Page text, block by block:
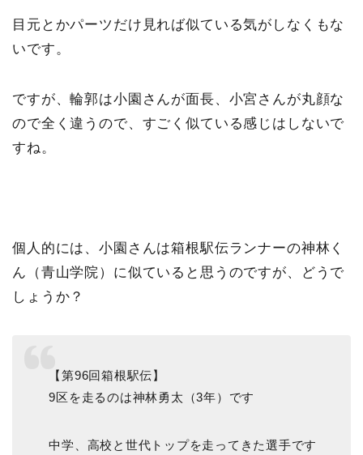
目元とかパーツだけ見れば似ている気がしなくもな
いです。
ですが、輪郭は小園さんが面長、小宮さんが丸顔な
ので全く違うので、すごく似ている感じはしないで
すね。
個人的には、小園さんは箱根駅伝ランナーの神林く
ん（青山学院）に似ていると思うのですが、どうで
しょうか？
【第96回箱根駅伝】
9区を走るのは神林勇太（3年）です
中学、高校と世代トップを走ってきた選手です